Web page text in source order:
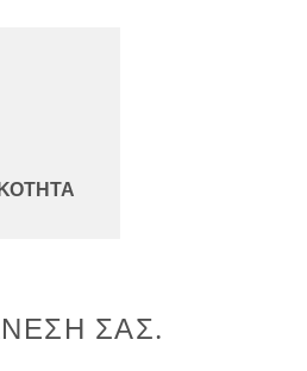
ΣΑΣ.